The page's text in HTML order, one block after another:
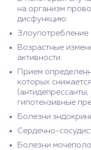
на организм
дисфункцию:
Злоупотребление
Возрастные
активности.
Прием
которых
гипотензивные
Болезни
Сердечно-
Болезни